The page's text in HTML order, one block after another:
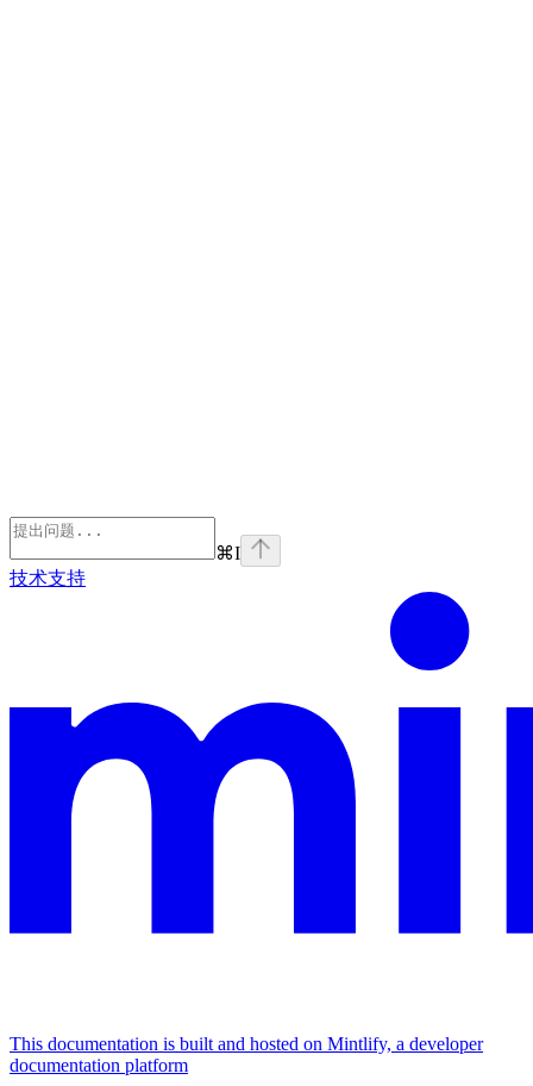
⌘I
技术支持
This documentation is built and hosted on Mintlify, a developer
documentation platform